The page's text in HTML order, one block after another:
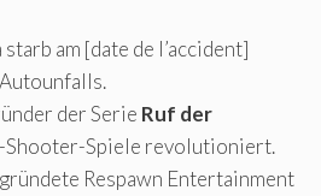
am [date de l’accident]
der Serie Ruf der
Shooter-Spiele revolutioniert.
Respawn Entertainment